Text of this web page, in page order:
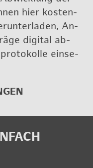
hier kos­ten­
An­
di­gi­tal ab­
ein­se­